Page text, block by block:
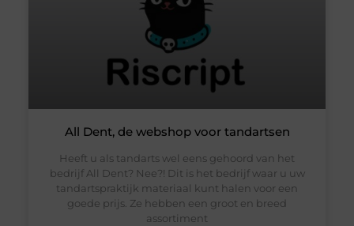
All Dent, de webshop voor tandartsen
Heeft u als tandarts wel eens gehoord van het
bedrijf All Dent? Nee?! Dit is het bedrijf waar u uw
tandartspraktijk materiaal kunt halen voor een
goede prijs. Ze hebben een groot en breed
assortiment